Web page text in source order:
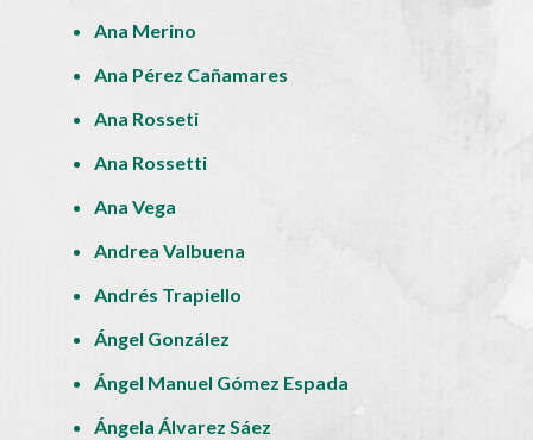
Ana Merino
Ana Pérez Cañamares
Ana Rosseti
Ana Rossetti
Ana Vega
Andrea Valbuena
Andrés Trapiello
Ángel González
Ángel Manuel Gómez Espada
Ángela Álvarez Sáez